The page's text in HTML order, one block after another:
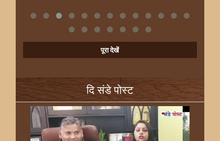
पूरा देखें
दि संडे पोस्ट